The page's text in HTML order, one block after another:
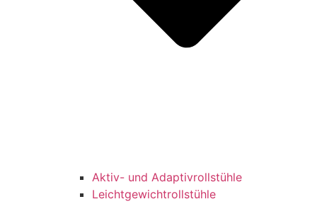
Aktiv- und Adaptivrollstühle
Leichtgewichtrollstühle